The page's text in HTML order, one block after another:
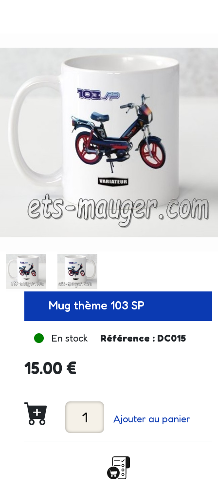
Mug thème 103 SP
En stock Référence : DC015
15.00 €
Ajouter au panier